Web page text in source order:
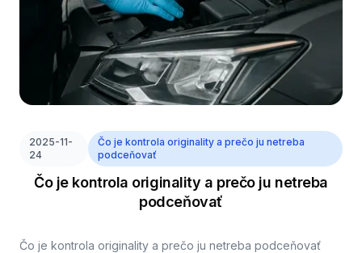
2025-11-
24
Čo je kontrola originality a prečo ju netreba
podceňovať
Čo je kontrola originality a prečo ju netreba
podceňovať
Čo je kontrola originality a prečo ju netreba podceňovať